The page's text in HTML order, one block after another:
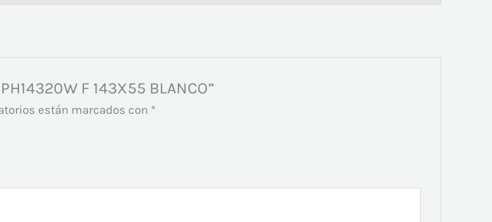
F 143X55 BLANCO”
están marcados con *